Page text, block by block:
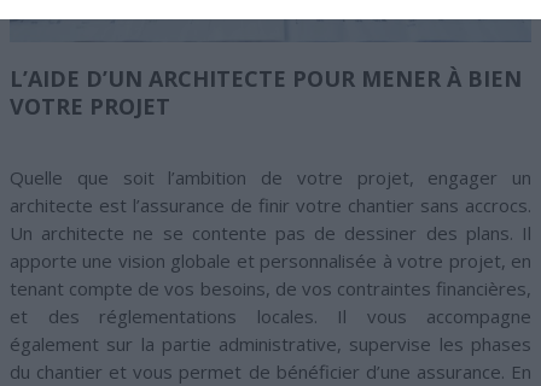
L’AIDE D’UN ARCHITECTE POUR MENER À BIEN
VOTRE PROJET
Quelle que soit l’ambition de votre projet, engager un
architecte est l’assurance de finir votre chantier sans accrocs.
Un architecte ne se contente pas de dessiner des plans. Il
apporte une vision globale et personnalisée à votre projet, en
tenant compte de vos besoins, de vos contraintes financières,
et des réglementations locales. Il vous accompagne
également sur la partie administrative, supervise les phases
du chantier et vous permet de bénéficier d’une assurance. En